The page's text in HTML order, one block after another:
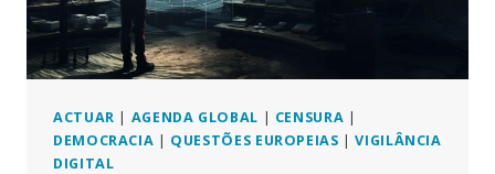
ARNM
ACTUAR | AGENDA GLOBAL | CENSURA |
DEMOCRACIA | QUESTÕES EUROPEIAS |VIGILÂNCIA
DIGITAL